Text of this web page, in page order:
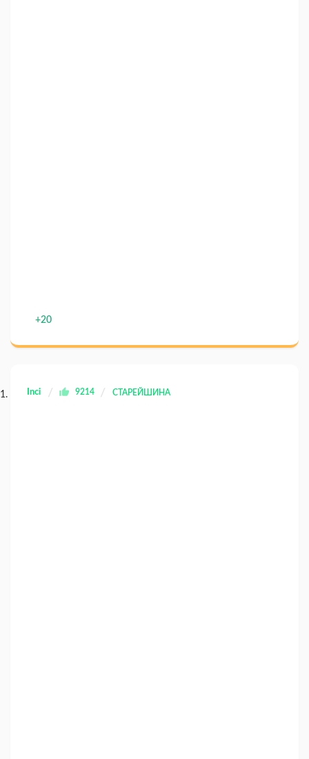
+20
Inci 9214 СТАРЕЙШИНА